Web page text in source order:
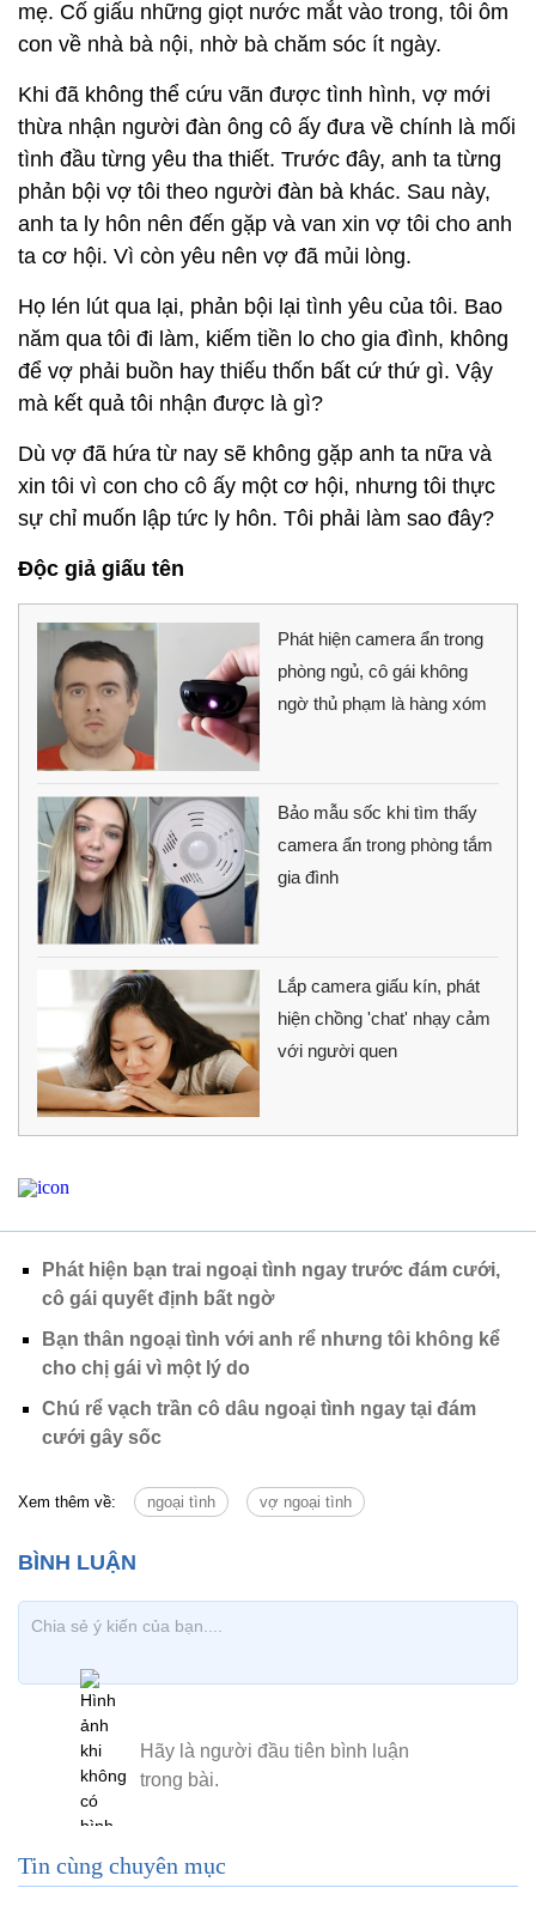
mẹ. Cố giấu những giọt nước mắt vào trong, tôi ôm
con về nhà bà nội, nhờ bà chăm sóc ít ngày.
Khi đã không thể cứu vãn được tình hình, vợ mới
thừa nhận người đàn ông cô ấy đưa về chính là mối
tình đầu từng yêu tha thiết. Trước đây, anh ta từng
phản bội vợ tôi theo người đàn bà khác. Sau này,
anh ta ly hôn nên đến gặp và van xin vợ tôi cho anh
ta cơ hội. Vì còn yêu nên vợ đã mủi lòng.
Họ lén lút qua lại, phản bội lại tình yêu của tôi. Bao
năm qua tôi đi làm, kiếm tiền lo cho gia đình, không
để vợ phải buồn hay thiếu thốn bất cứ thứ gì. Vậy
mà kết quả tôi nhận được là gì?
Dù vợ đã hứa từ nay sẽ không gặp anh ta nữa và
xin tôi vì con cho cô ấy một cơ hội, nhưng tôi thực
sự chỉ muốn lập tức ly hôn. Tôi phải làm sao đây?
Độc giả giấu tên
Phát hiện camera ẩn trong
phòng ngủ, cô gái không
ngờ thủ phạm là hàng xóm
Bảo mẫu sốc khi tìm thấy
camera ẩn trong phòng tắm
gia đình
Lắp camera giấu kín, phát
hiện chồng 'chat' nhạy cảm
với người quen
Phát hiện bạn trai ngoại tình ngay trước đám cưới,
cô gái quyết định bất ngờ
Bạn thân ngoại tình với anh rể nhưng tôi không kể
cho chị gái vì một lý do
Chú rể vạch trần cô dâu ngoại tình ngay tại đám
cưới gây sốc
Xem thêm về: ngoại tình vợ ngoại tình
Tin cùng chuyên mục